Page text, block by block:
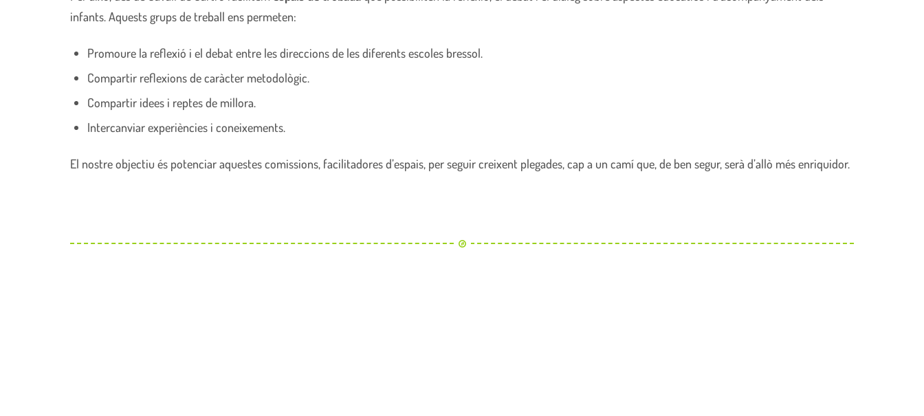
infants. Aquests grups de treball ens permeten:
Promoure la reflexió i el debat entre les direccions de les diferents escoles bressol.
Compartir reflexions de caràcter metodològic.
Compartir idees i reptes de millora.
Intercanviar experiències i coneixements.
El nostre objectiu és potenciar aquestes comissions, facilitadores d’espais, per seguir creixent plegades, cap a un camí que, de ben segur, serà d’allò més enriquidor.